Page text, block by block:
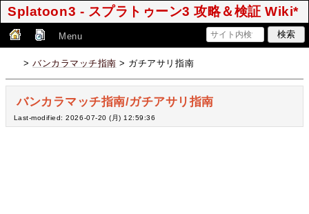
Splatoon3 - スプラトゥーン3 攻略＆検証 Wiki*
Menu
>バンカラマッチ指南 > ガチアサリ指南
バンカラマッチ指南/ガチアサリ指南
Last-modified: 2026-07-20 (月) 12:59:36